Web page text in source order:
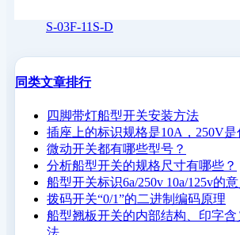
S-03F-11S-D
同类文章排行
四脚带灯船型开关安装方法
插座上的标识规格是10A，250V是
微动开关都有哪些型号？
分析船型开关的规格尺寸有哪些？
船型开关标识6a/250v 10a/125v的意
拨码开关“0/1”的二进制编码原理
船型翘板开关的内部结构、印字
法